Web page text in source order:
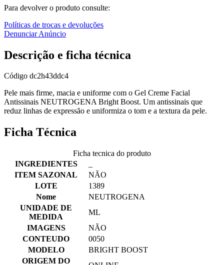
Para devolver o produto consulte:
Políticas de trocas e devoluções
Denunciar Anúncio
Descrição e ficha técnica
Código dc2h43ddc4
Pele mais firme, macia e uniforme com o Gel Creme Facial
Antissinais NEUTROGENA Bright Boost. Um antissinais que
reduz linhas de expressão e uniformiza o tom e a textura da pele.
Ficha Técnica
Ficha tecnica do produto
INGREDIENTES
ITEM SAZONAL
NÃO
LOTE
1389
Nome
NEUTROGENA
UNIDADE DE
MEDIDA
ML
IMAGENS
NÃO
CONTEUDO
0050
MODELO
BRIGHT BOOST
ORIGEM DO